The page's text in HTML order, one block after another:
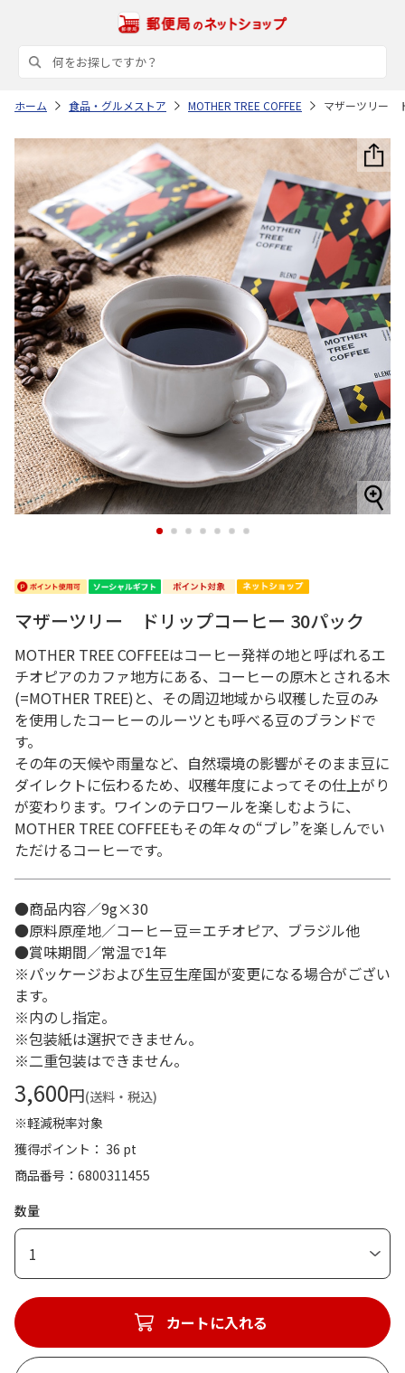
ホーム 食品・グルメストア MOTHER TREE COFFEE マザーツリー
1 2 3 4 5 6 7
マザーツリー ドリップコーヒー 30パック
MOTHER TREE COFFEEはコーヒー発祥の地と呼ばれるエ
チオピアのカファ地方にある、コーヒーの原木とされる木
(=MOTHER TREE)と、その周辺地域から収穫した豆のみ
を使用したコーヒーのルーツとも呼べる豆のブランドで
す。
その年の天候や雨量など、自然環境の影響がそのまま豆に
ダイレクトに伝わるため、収穫年度によってその仕上がり
が変わります。ワインのテロワールを楽しむように、
MOTHER TREE COFFEEもその年々の“ブレ”を楽しんでい
ただけるコーヒーです。
●商品内容／9g×30
●原料原産地／コーヒー豆＝エチオピア、ブラジル他
●賞味期間／常温で1年
※パッケージおよび生豆生産国が変更になる場合がござい
ます。
※内のし指定。
※包装紙は選択できません。
※二重包装はできません。
3,600円(送料・税込)
※軽減税率対象
獲得ポイント： 36 pt
商品番号
6800311455
数量
1
カートに入れる